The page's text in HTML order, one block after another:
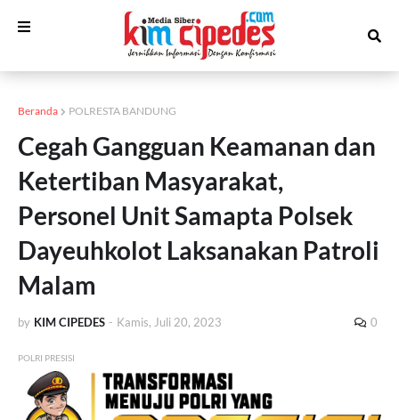
Beranda POLRESTA BANDUNG
Cegah Gangguan Keamanan dan
Ketertiban Masyarakat,
Personel Unit Samapta Polsek
Dayeuhkolot Laksanakan Patroli
Malam
by KIM CIPEDES - Kamis, Juli 20, 2023 0
POLRI PRESISI